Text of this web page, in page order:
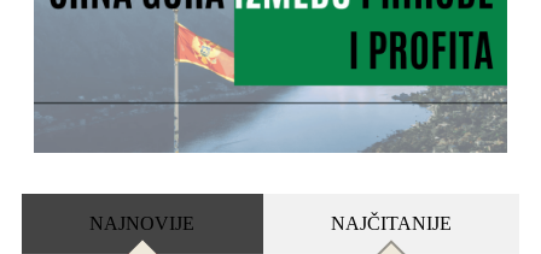
NAJNOVIJE NAJČITANIJE